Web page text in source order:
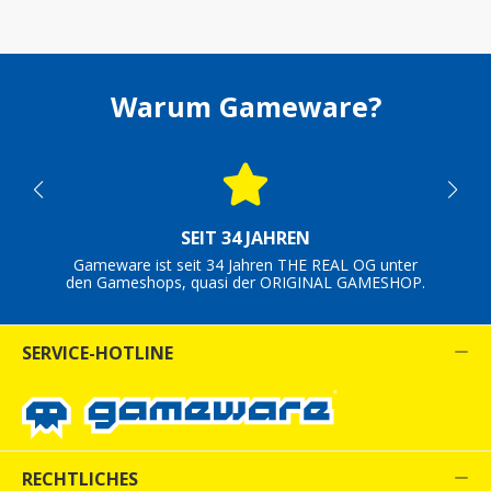
Warum Gameware?
SEIT 34 JAHREN
Gameware ist seit 34 Jahren THE REAL OG unter
den Gameshops, quasi der ORIGINAL GAMESHOP.
SERVICE-HOTLINE
RECHTLICHES